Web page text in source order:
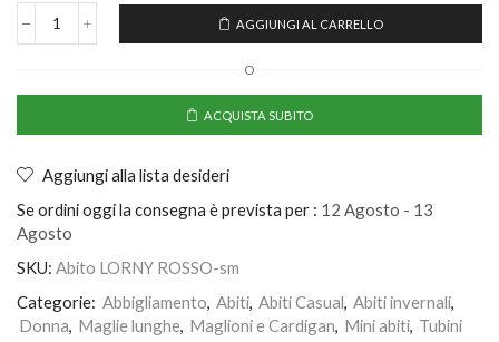
AGGIUNGI AL CARRELLO
O
ACQUISTA SUBITO
Aggiungi alla lista desideri
Se ordini oggi la consegna è prevista per : 12 Agosto - 13
Agosto
SKU: Abito LORNY ROSSO-sm
Categorie: Abbigliamento, Abiti, Abiti Casual, Abiti invernali,
Donna, Maglie lunghe, Maglioni e Cardigan, Mini abiti, Tubini